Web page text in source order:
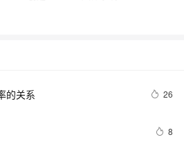
的关系 26
8